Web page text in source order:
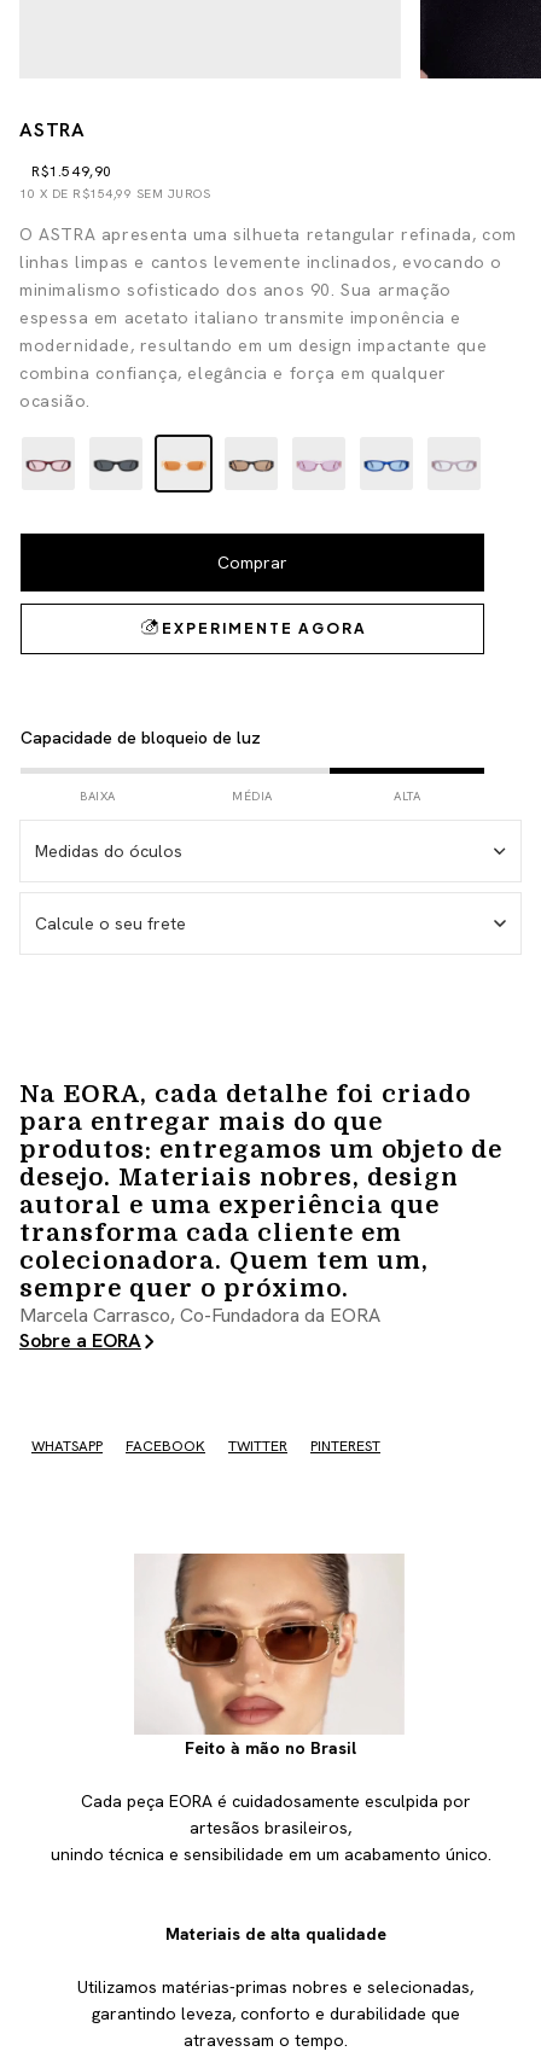
ASTRA
R$1.549,90
10 X DE R$154,99 SEM JUROS
O ASTRA apresenta uma silhueta retangular refinada, com
linhas limpas e cantos levemente inclinados, evocando o
minimalismo sofisticado dos anos 90. Sua armação
espessa em acetato italiano transmite imponência e
modernidade, resultando em um design impactante que
combina confiança, elegância e força em qualquer
ocasião.
Capacidade de bloqueio de luz
BAIXA MÉDIA ALTA
Medidas do óculos
Medida da lente – 53 mm
Medida do frontal total – 143 mm
Calcule o seu frete
Na EORA, cada detalhe foi criado
para entregar mais do que
produtos: entregamos um objeto de
desejo. Materiais nobres, design
autoral e uma experiência que
transforma cada cliente em
colecionadora. Quem tem um,
sempre quer o próximo.
Marcela Carrasco, Co-Fundadora da EORA
Sobre a EORA
WHATSAPP FACEBOOK TWITTER PINTEREST
Feito à mão no Brasil
Cada peça EORA é cuidadosamente esculpida por
artesãos brasileiros,
unindo técnica e sensibilidade em um acabamento único.
Materiais de alta qualidade
Utilizamos matérias-primas nobres e selecionadas,
garantindo leveza, conforto e durabilidade que
atravessam o tempo.